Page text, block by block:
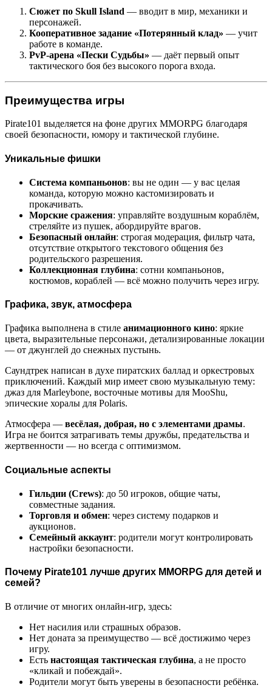
Сюжет по Skull Island — вводит в мир, механики и
персонажей.
Кооперативное задание «Потерянный клад» — учит
работе в команде.
PvP-арена «Пески Судьбы» — даёт первый опыт
тактического боя без высокого порога входа.
Преимущества игры
Pirate101 выделяется на фоне других MMORPG благодаря
своей безопасности, юмору и тактической глубине.
Уникальные фишки
Система компаньонов: вы не один — у вас целая
команда, которую можно кастомизировать и
прокачивать.
Морские сражения: управляйте воздушным кораблём,
стреляйте из пушек, абордируйте врагов.
Безопасный онлайн: строгая модерация, фильтр чата,
отсутствие открытого текстового общения без
родительского разрешения.
Коллекционная глубина: сотни компаньонов,
костюмов, кораблей — всё можно получить через игру.
Графика, звук, атмосфера
Графика выполнена в стиле анимационного кино: яркие
цвета, выразительные персонажи, детализированные локации
— от джунглей до снежных пустынь.
Саундтрек написан в духе пиратских баллад и оркестровых
приключений. Каждый мир имеет свою музыкальную тему:
джаз для Marleybone, восточные мотивы для MooShu,
эпические хоралы для Polaris.
Атмосфера — весёлая, добрая, но с элементами драмы.
Игра не боится затрагивать темы дружбы, предательства и
жертвенности — но всегда с оптимизмом.
Социальные аспекты
Гильдии (Crews): до 50 игроков, общие чаты,
совместные задания.
Торговля и обмен: через систему подарков и
аукционов.
Семейный аккаунт: родители могут контролировать
настройки безопасности.
Почему Pirate101 лучше других MMORPG для детей и
семей?
В отличие от многих онлайн-игр, здесь:
Нет насилия или страшных образов.
Нет доната за преимущество — всё достижимо через
игру.
Есть настоящая тактическая глубина, а не просто
«кликай и побеждай».
Родители могут быть уверены в безопасности ребёнка.